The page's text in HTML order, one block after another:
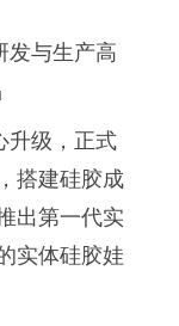
发与生产高
升级，正式
搭建硅胶成
出第一代实
实体硅胶娃